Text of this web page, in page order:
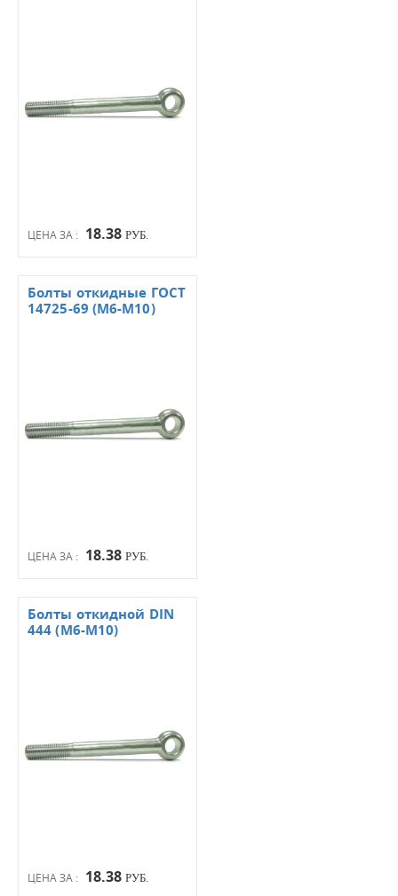
ЦЕНА ЗА : 18.38 РУБ.
ЦЕНА ЗА : 18.38 РУБ.
Болты откидные ГОСТ
14725-69 (М6-М10)
ЦЕНА ЗА : 18.38 РУБ.
Болты откидной DIN
444 (М6-М10)